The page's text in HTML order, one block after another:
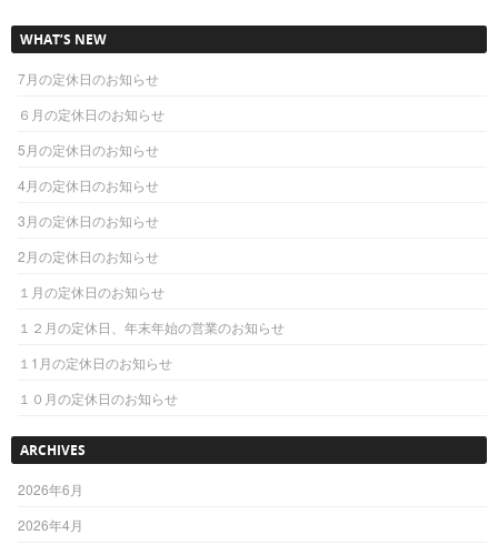
Post navigation
WHAT’S NEW
7月の定休日のお知らせ
６月の定休日のお知らせ
5月の定休日のお知らせ
4月の定休日のお知らせ
3月の定休日のお知らせ
2月の定休日のお知らせ
１月の定休日のお知らせ
１２月の定休日、年末年始の営業のお知らせ
１1月の定休日のお知らせ
１０月の定休日のお知らせ
ARCHIVES
2026年6月
2026年4月